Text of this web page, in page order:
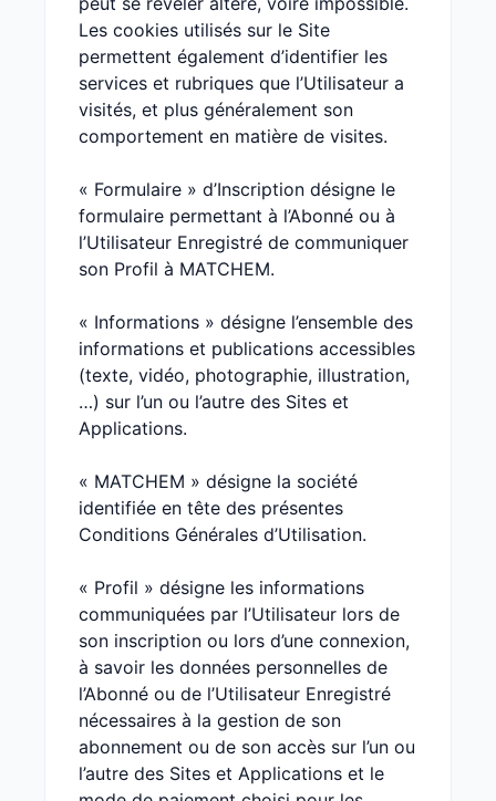
Les cookies utilisés sur le Site
permettent également d’identifier les
services et rubriques que l’Utilisateur a
visités, et plus généralement son
comportement en matière de visites.
« Formulaire » d’Inscription désigne le
formulaire permettant à l’Abonné ou à
l’Utilisateur Enregistré de communiquer
son Profil à MATCHEM.
« Informations » désigne l’ensemble des
informations et publications accessibles
(texte, vidéo, photographie, illustration,
…) sur l’un ou l’autre des Sites et
Applications.
« MATCHEM » désigne la société
identifiée en tête des présentes
Conditions Générales d’Utilisation.
« Profil » désigne les informations
communiquées par l’Utilisateur lors de
son inscription ou lors d’une connexion,
à savoir les données personnelles de
l’Abonné ou de l’Utilisateur Enregistré
nécessaires à la gestion de son
abonnement ou de son accès sur l’un ou
l’autre des Sites et Applications et le